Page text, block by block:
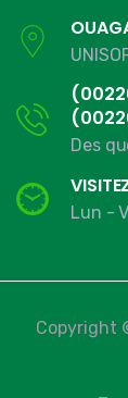
Des
Lun -
Copyright